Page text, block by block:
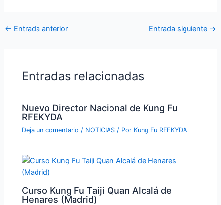
← Entrada anterior Entrada siguiente →
Entradas relacionadas
Nuevo Director Nacional de Kung Fu
RFEKYDA
Deja un comentario / NOTICIAS / Por Kung Fu RFEKYDA
Curso Kung Fu Taiji Quan Alcalá de
Henares (Madrid)